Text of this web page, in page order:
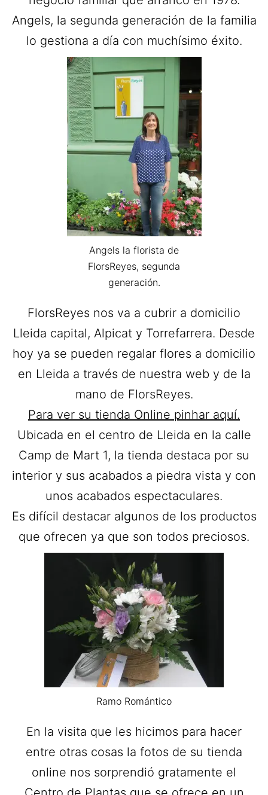
Angels, la segunda generación de la familia
lo gestiona a día con muchísimo éxito.
Angels la florista de
FlorsReyes, segunda
generación.
FlorsReyes nos va a cubrir a domicilio
Lleida capital, Alpicat y Torrefarrera. Desde
hoy ya se pueden regalar flores a domicilio
en Lleida a través de nuestra web y de la
mano de FlorsReyes.
Para ver su tienda Online pinhar aquí.
Ubicada en el centro de Lleida en la calle
Camp de Mart 1, la tienda destaca por su
interior y sus acabados a piedra vista y con
unos acabados espectaculares.
Es difícil destacar algunos de los productos
que ofrecen ya que son todos preciosos.
Ramo Romántico
En la visita que les hicimos para hacer
entre otras cosas la fotos de su tienda
online nos sorprendió gratamente el